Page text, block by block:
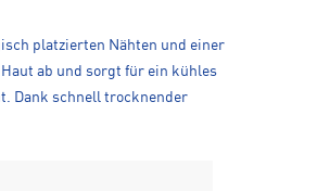
platzierten Nähten und einer
ab und sorgt für ein kühles
Dank schnell trocknender